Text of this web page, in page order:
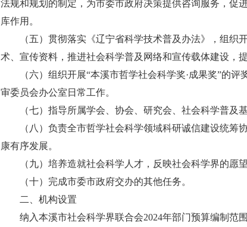
法规和规划的制定，为市委市政府决策提供咨询服务，促
库作用。
（五）贯彻落实《辽宁省科学技术普及办法》，组织
术、宣传资料，推进社会科学普及网络和宣传载体建设，
（六）组织开展“本溪市哲学社会科学奖·成果奖”的评
审委员会办公室日常工作。
（七）指导所属学会、协会、研究会、社会科学普及基
（八）负责全市哲学社会科学领域科研诚信建设统筹
康有序发展。
（九）培养造就社会科学人才，反映社会科学界的愿望
（十）完成市委市政府交办的其他任务。
二、机构设置
纳入本溪市社会科学界联合会2024年部门预算编制范围